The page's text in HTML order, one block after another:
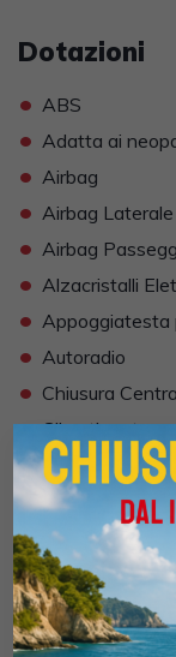
Dotazioni
• ABS
• Adatta ai
• Airbag
• Airbag Laterale
• Airbag
• Alzacristalli
• Appoggiatesta
• Autoradio
• Chiusura
• Climatizzatore
• Computer Bordo
• Controllo
• Correttore
• Cruise Control
• ESP (Controllo
• Fendinebbia